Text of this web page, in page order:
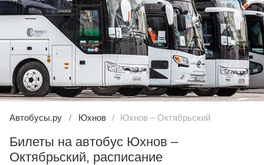
Автобусы.ру Юхнов Юхнов – Октябрьский
Билеты на автобус Юхнов –
Октябрьский, расписание